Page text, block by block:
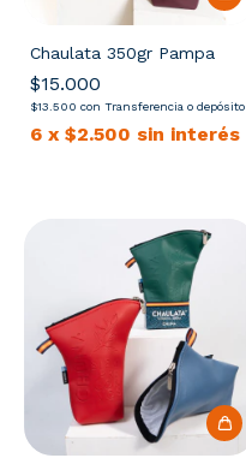
Chaulata 350gr Pampa
$15.000
$13.500 con Transferencia o depósito
6 x $2.500 sin interés